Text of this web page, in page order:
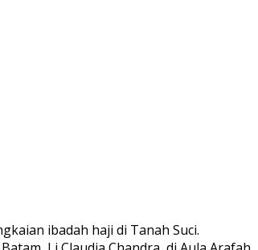
ibadah haji di Tanah Suci.